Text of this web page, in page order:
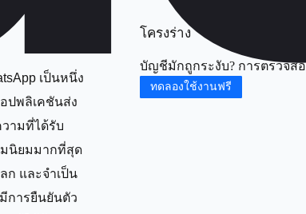
เป็นหนึ่ง
ปพลิเคชันส่ง
ามที่ได้รับ
นิยมมากที่สุด
ก และจำเป็น
การยืนยันตัว
โครงร่าง
บัญชีมักถูกระงับ? การตรวจส
ทดลองใช้งานฟรี